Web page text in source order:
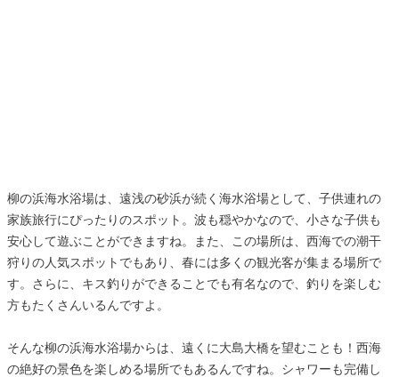
柳の浜海水浴場は、遠浅の砂浜が続く海水浴場として、子供連れの
家族旅行にぴったりのスポット。波も穏やかなので、小さな子供も
安心して遊ぶことができますね。また、この場所は、西海での潮干
狩りの人気スポットでもあり、春には多くの観光客が集まる場所で
す。さらに、キス釣りができることでも有名なので、釣りを楽しむ
方もたくさんいるんですよ。
そんな柳の浜海水浴場からは、遠くに大島大橋を望むことも！西海
の絶好の景色を楽しめる場所でもあるんですね。シャワーも完備し